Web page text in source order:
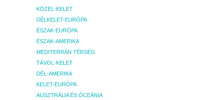
KÖZEL-KELET
DÉLKELET-EURÓPA
ÉSZAK-EURÓPA
ÉSZAK-AMERIKA
MEDITERRÁN TÉRSÉG
TÁVOL-KELET
DÉL-AMERIKA
KELET-EURÓPA
AUSZTRÁLIA ÉS ÓCEÁNIA